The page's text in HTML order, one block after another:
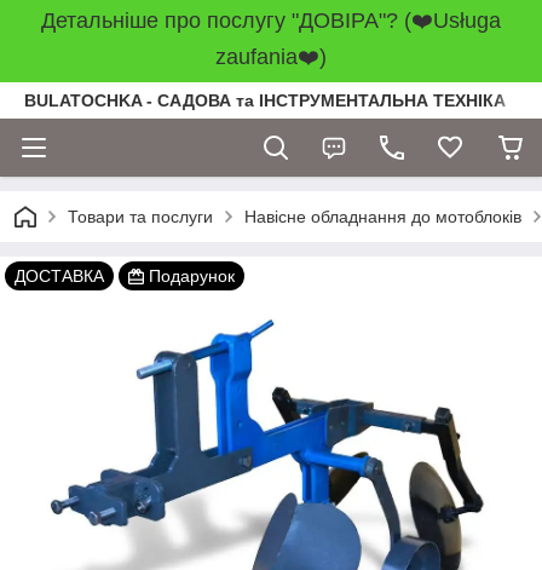
Детальніше про послугу "ДОВІРА"? (❤️Usługa
zaufania❤️)
BULATOCHKA - САДОВА та ІНСТРУМЕНТАЛЬНА ТЕХНІКА
Товари та послуги Навісне обладнання до мотоблоків
ДОСТАВКА Подарунок